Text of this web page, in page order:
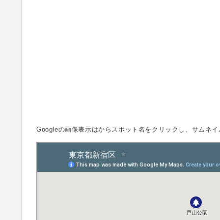
Googleの画像表示はからスポット名をクリックし、サムネイ